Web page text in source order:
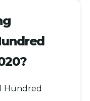
Hundred